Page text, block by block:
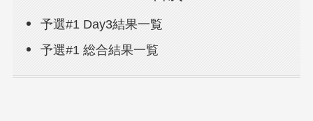
予選#1 Day3結果一覧
予選#1 総合結果一覧